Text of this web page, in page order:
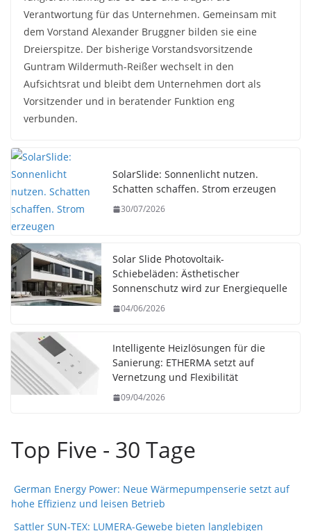
Verantwortung für das Unternehmen. Gemeinsam mit
dem Vorstand Alexander Bruggner bilden sie eine
Dreierspitze. Der bisherige Vorstandsvorsitzende
Guntram Wildermuth-Reißer wechselt in den
Aufsichtsrat und bleibt dem Unternehmen dort als
Vorsitzender und in beratender Funktion eng
verbunden.
SolarSlide: Sonnenlicht nutzen.
Schatten schaffen. Strom erzeugen
30/07/2026
Solar Slide Photovoltaik-
Schiebeläden: Ästhetischer
Sonnenschutz wird zur Energiequelle
04/06/2026
Intelligente Heizlösungen für die
Sanierung: ETHERMA setzt auf
Vernetzung und Flexibilität
09/04/2026
Top Five - 30 Tage
German Energy Power: Neue Wärmepumpenserie setzt auf
hohe Effizienz und leisen Betrieb
Sattler SUN-TEX: LUMERA-Gewebe bieten langlebigen